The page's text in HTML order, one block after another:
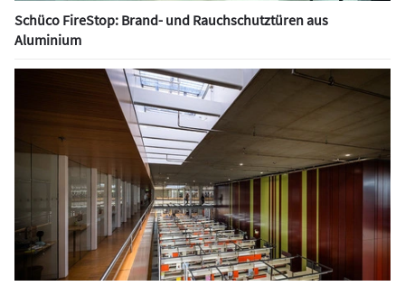
Schüco FireStop: Brand- und Rauchschutztüren aus
Aluminium